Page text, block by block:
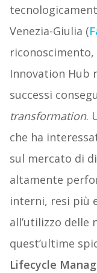
Venezia-Giulia (
Innovation Hub
successi
transformation.
che ha
sul mercato di
altamente
interni, resi più
all’utilizzo delle
quest’ultime
Lifecycle